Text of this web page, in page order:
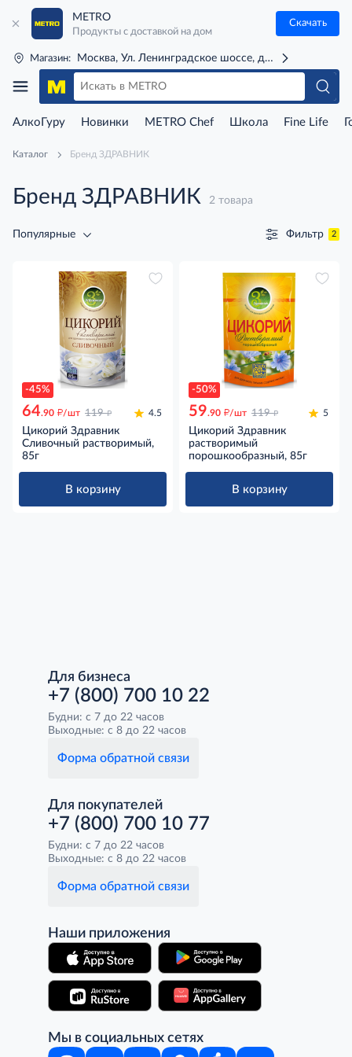
METRO
Продукты с доставкой на дом
Скачать
Магазин: Москва, Ул. Ленинградское шоссе, д. 71Г (м. Речной
АлкоГуру Новинки METRO Chef Школа Fine Life
Каталог Бренд ЗДРАВНИК
Бренд ЗДРАВНИК 2 товара
Популярные Фильтр 2
-45%
64.90 д/шт 119 д 4.5
Цикорий Здравник
Сливочный растворимый,
85г
В корзину
-50%
59.90 д/шт 119 д 5
Цикорий Здравник
растворимый
порошкообразный, 85г
В корзину
Для бизнеса
+7 (800) 700 10 22
Будни: с 7 до 22 часов
Выходные: с 8 до 22 часов
Форма обратной связи
Для покупателей
+7 (800) 700 10 77
Будни: с 7 до 22 часов
Выходные: с 8 до 22 часов
Форма обратной связи
Наши приложения
Мы в социальных сетях